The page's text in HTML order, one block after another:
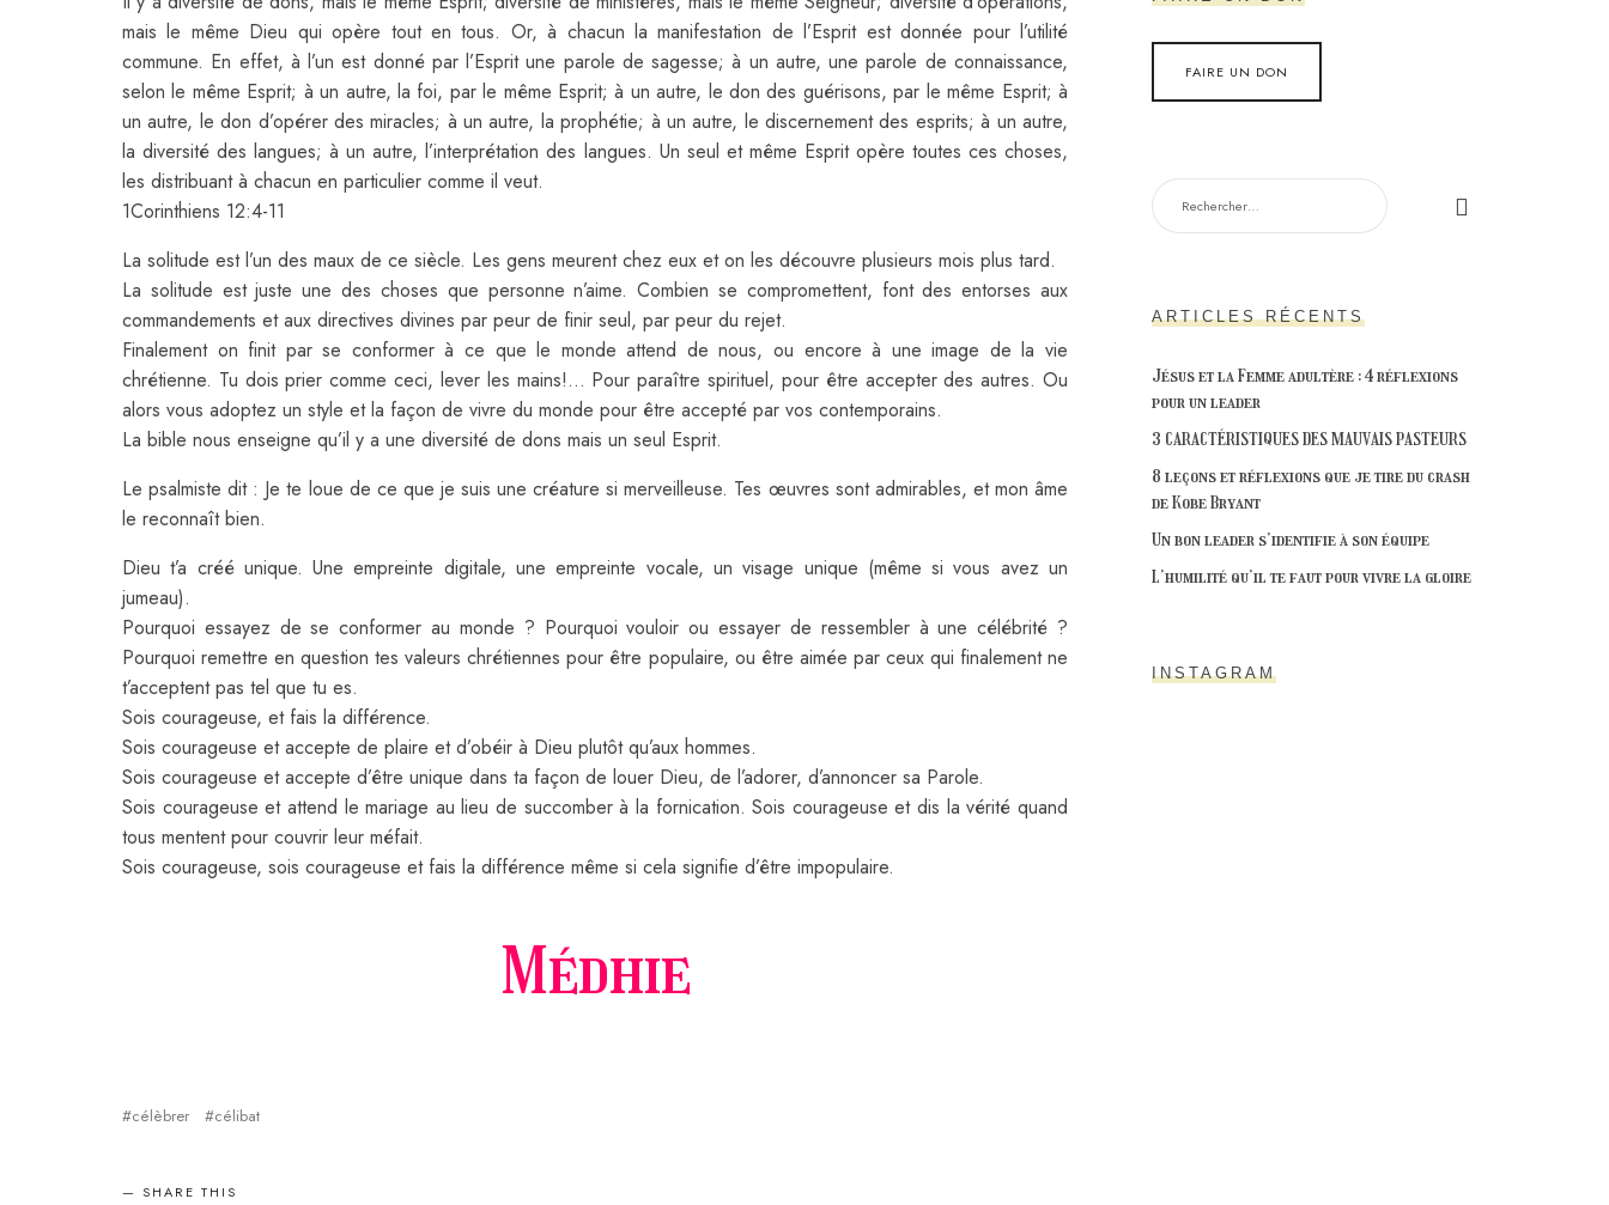
mais le même Dieu qui opère tout en tous. Or, à chacun la manifestation de l’Esprit est donnée pour l’utilité
commune. En effet, à l’un est donné par l’Esprit une parole de sagesse; à un autre, une parole de connaissance,
selon le même Esprit; à un autre, la foi, par le même Esprit; à un autre, le don des guérisons, par le même Esprit; à
un autre, le don d’opérer des miracles; à un autre, la prophétie; à un autre, le discernement des esprits; à un autre,
la diversité des langues; à un autre, l’interprétation des langues. Un seul et même Esprit opère toutes ces choses,
les distribuant à chacun en particulier comme il veut.
1Corinthiens 12:4-11
La solitude est l’un des maux de ce siècle. Les gens meurent chez eux et on les découvre plusieurs mois plus tard.
La solitude est juste une des choses que personne n’aime. Combien se compromettent, font des entorses aux
commandements et aux directives divines par peur de finir seul, par peur du rejet.
Finalement on finit par se conformer à ce que le monde attend de nous, ou encore à une image de la vie
chrétienne. Tu dois prier comme ceci, lever les mains!… Pour paraître spirituel, pour être accepter des autres. Ou
alors vous adoptez un style et la façon de vivre du monde pour être accepté par vos contemporains.
La bible nous enseigne qu’il y a une diversité de dons mais un seul Esprit.
Le psalmiste dit : Je te loue de ce que je suis une créature si merveilleuse. Tes œuvres sont admirables, et mon âme
le reconnaît bien.
Dieu t’a créé unique. Une empreinte digitale, une empreinte vocale, un visage unique (même si vous avez un
jumeau).
Pourquoi essayez de se conformer au monde ? Pourquoi vouloir ou essayer de ressembler à une célébrité ?
Pourquoi remettre en question tes valeurs chrétiennes pour être populaire, ou être aimée par ceux qui finalement ne
t’acceptent pas tel que tu es.
Sois courageuse, et fais la différence.
Sois courageuse et accepte de plaire et d’obéir à Dieu plutôt qu’aux hommes.
Sois courageuse et accepte d’être unique dans ta façon de louer Dieu, de l’adorer, d’annoncer sa Parole.
Sois courageuse et attend le mariage au lieu de succomber à la fornication. Sois courageuse et dis la vérité quand
tous mentent pour couvrir leur méfait.
Sois courageuse, sois courageuse et fais la différence même si cela signifie d’être impopulaire.
Médhie
célèbrer célibat
SHARE THIS
FAIRE UN DON
ARTICLES RÉCENTS
Jésus et la Femme adultère : 4 réflexions
pour un leader
3 CARACTÉRISTIQUES DES MAUVAIS PASTEURS
8 leçons et réflexions que je tire du crash
de Kobe Bryant
Un bon leader s’identifie à son équipe
L’humilité qu’il te faut pour vivre la gloire
INSTAGRAM